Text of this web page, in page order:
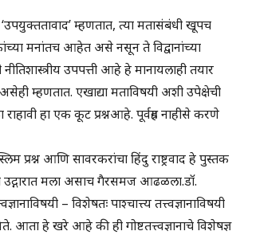
म्हणतात, त्या मतासंबंधी खूपच
मनांतच आहेत असे नसून ते विद्वानांच्या
उपपत्ती आहे हे मानायलाही तयार
म्हणतात. एखाद्या मताविषयी अशी उपेक्षेची
हा एक कूट प्रश्नआहे. पूर्वग्रह नाहीसे करणे
आणि सावरकरांचा हिंदु राष्ट्रवाद हे पुस्तक
मला असाच गैरसमज आढळला.डॉ.
– विशेषतः पाश्चात्त्य तत्त्वज्ञानाविषयी
हे खरे आहे की ही गोष्टतत्त्वज्ञानाचे विशेषज्ञ